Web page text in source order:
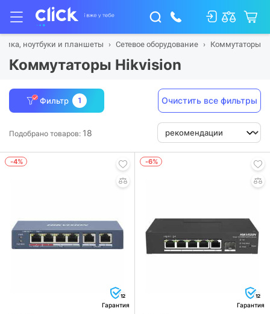
ноутбуки и планшеты Сетевое оборудование Коммутаторы
Коммутаторы Hikvision
Фильтр 1 Очистить все фильтры
Подобрано товаров: 18
-4%
12
Гарантия
-6%
12
Гарантия